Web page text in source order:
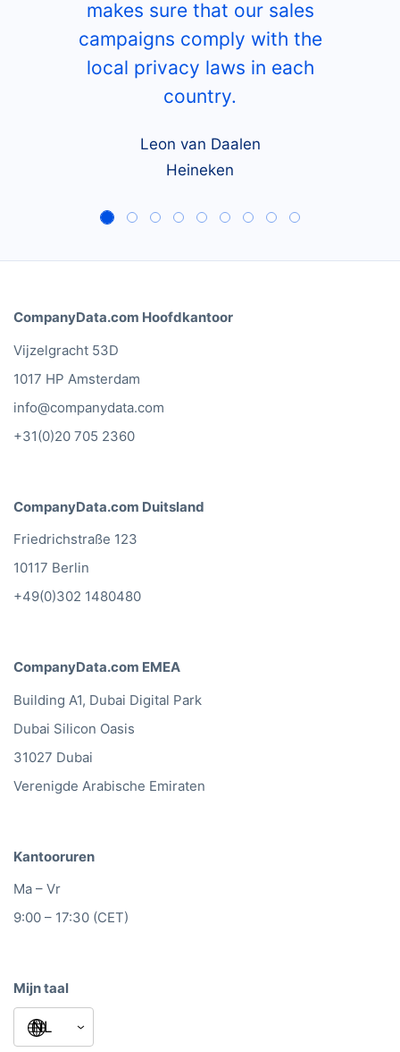
and bars, CompanyData.com
makes sure that our sales
campaigns comply with the
local privacy laws in each
Leon van Daalen
CompanyData.com Hoofdkantoor
Vijzelgracht 53D
1017 HP Amsterdam
info@companydata.com
CompanyData.com Duitsland
Friedrichstraße 123
10117 Berlin
CompanyData.com EMEA
Building A1, Dubai Digital Park
Dubai Silicon Oasis
31027 Dubai
Kantooruren
Ma – Vr
Mijn taal